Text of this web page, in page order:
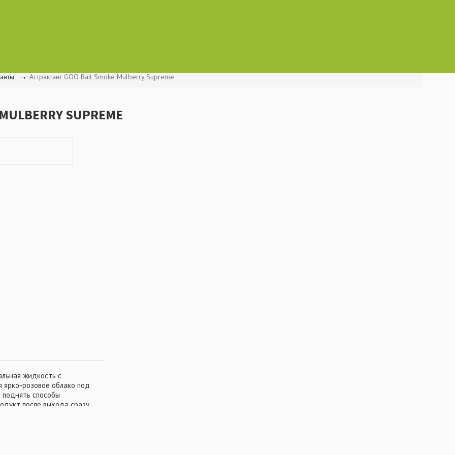
Аттрактант GOO Bait Smoke Mulberry Supreme
SUPREME
жидкость с
розовое облако под
способы
после выхода сразу
удавалось занимать